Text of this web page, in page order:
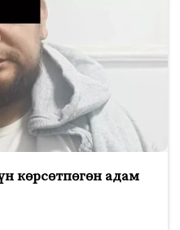
көрсөтпөгөн адам